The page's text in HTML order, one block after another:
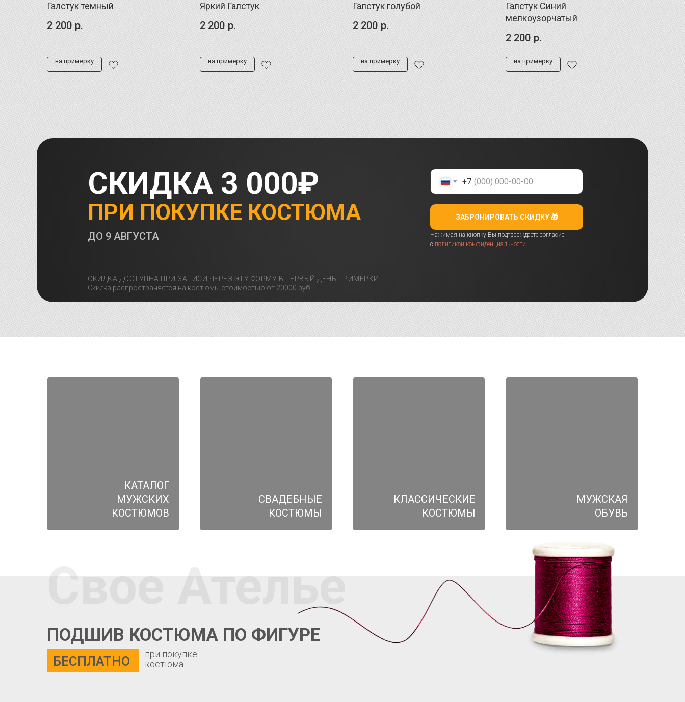
Галстук темный
2 200 р.
на примерку
Яркий Галстук
2 200 р.
на примерку
Галстук голубой
2 200 р.
на примерку
Галстук Синий
мелкоузорчатый
2 200 р.
на примерку
ПРИ ПОКУПКЕ КОСТЮМА
СКИДКА 3 000₽
СКИДКА ДОСТУПНА ПРИ ЗАПИСИ ЧЕРЕЗ ЭТУ ФОРМУ В ПЕРВЫЙ ДЕНЬ ПРИМЕРКИ
Скидка распространяется на костюмы стоимостью от 20000 руб.
ДО 9 АВГУСТА
+7
ЗАБРОНИРОВАТЬ СКИДКУ 🎁
Нажимая на кнопку Вы подтверждаете согласие
с политикой конфиденциальности
КАТАЛОГ
МУЖСКИХ
КОСТЮМОВ
СВАДЕБНЫЕ
КОСТЮМЫ
КЛАССИЧЕСКИЕ
КОСТЮМЫ
МУЖСКАЯ
ОБУВЬ
Свое Ателье
ПОДШИВ КОСТЮМА ПО ФИГУРЕ
БЕСПЛАТНО
при покупке
костюма